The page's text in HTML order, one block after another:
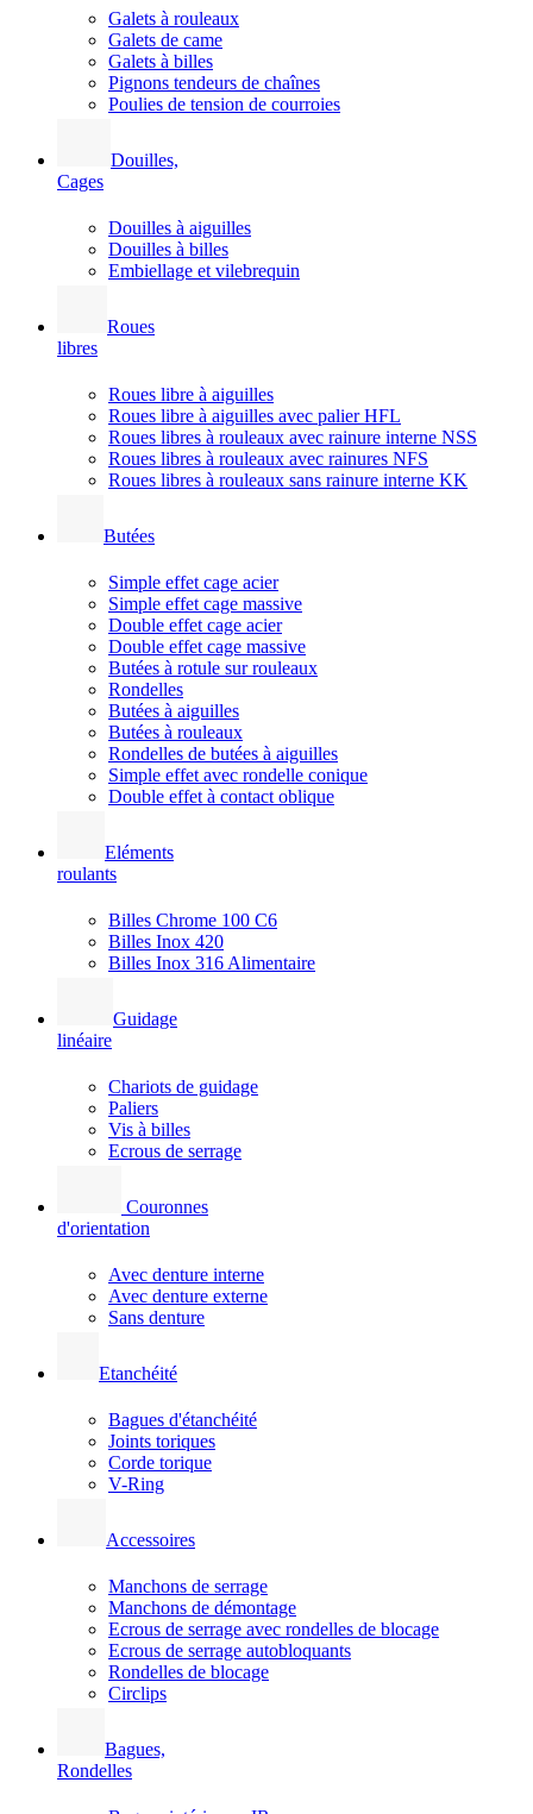
Galets à rouleaux
Galets de came
Galets à billes
Pignons tendeurs de chaînes
Poulies de tension de courroies
Douilles,
Cages
Douilles à aiguilles
Douilles à billes
Embiellage et vilebrequin
Roues
libres
Roues libre à aiguilles
Roues libre à aiguilles avec palier HFL
Roues libres à rouleaux avec rainure interne NSS
Roues libres à rouleaux avec rainures NFS
Roues libres à rouleaux sans rainure interne KK
Butées
Simple effet cage acier
Simple effet cage massive
Double effet cage acier
Double effet cage massive
Butées à rotule sur rouleaux
Rondelles
Butées à aiguilles
Butées à rouleaux
Rondelles de butées à aiguilles
Simple effet avec rondelle conique
Double effet à contact oblique
Eléments
roulants
Billes Chrome 100 C6
Billes Inox 420
Billes Inox 316 Alimentaire
Guidage
linéaire
Chariots de guidage
Paliers
Vis à billes
Ecrous de serrage
Couronnes
d'orientation
Avec denture interne
Avec denture externe
Sans denture
Etanchéité
Bagues d'étanchéité
Joints toriques
Corde torique
V-Ring
Accessoires
Manchons de serrage
Manchons de démontage
Ecrous de serrage avec rondelles de blocage
Ecrous de serrage autobloquants
Rondelles de blocage
Circlips
Bagues,
Rondelles